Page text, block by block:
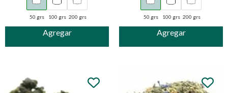
Agregar
50 grs 100 grs 200 grs
Agregar
50 grs 100 grs 200 grs